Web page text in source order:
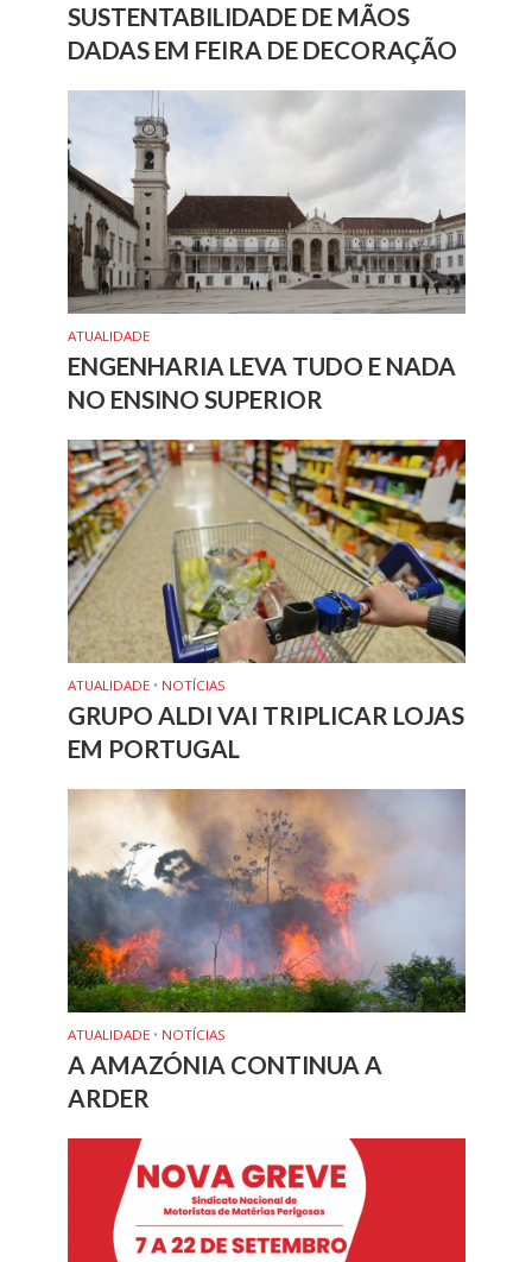
SUSTENTABILIDADE DE MÃOS
DADAS EM FEIRA DE DECORAÇÃO
ATUALIDADE
ENGENHARIA LEVA TUDO E NADA
NO ENSINO SUPERIOR
ATUALIDADE • NOTÍCIAS
GRUPO ALDI VAI TRIPLICAR LOJAS
EM PORTUGAL
ATUALIDADE • NOTÍCIAS
A AMAZÓNIA CONTINUA A
ARDER